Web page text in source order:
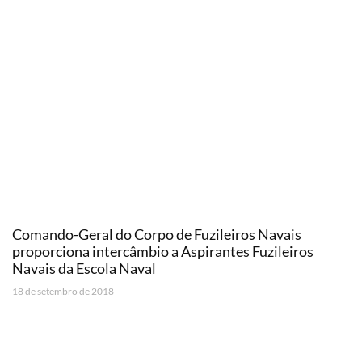
Comando-Geral do Corpo de Fuzileiros Navais
proporciona intercâmbio a Aspirantes Fuzileiros
Navais da Escola Naval
18 de setembro de 2018